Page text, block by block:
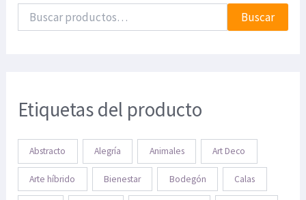
Buscar
Etiquetas del producto
Abstracto Alegría Animales Art Deco
Arte híbrido Bienestar Bodegón Calas